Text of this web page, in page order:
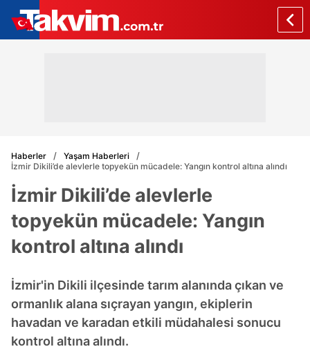
Haberler
Yaşam Haberleri
İzmir Dikili’de alevlerle topyekün mücadele: Yangın kontrol altına alındı
İzmir Dikili’de alevlerle
topyekün mücadele: Yangın
kontrol altına alındı
İzmir'in Dikili ilçesinde tarım alanında çıkan ve
ormanlık alana sıçrayan yangın, ekiplerin
havadan ve karadan etkili müdahalesi sonucu
kontrol altına alındı.